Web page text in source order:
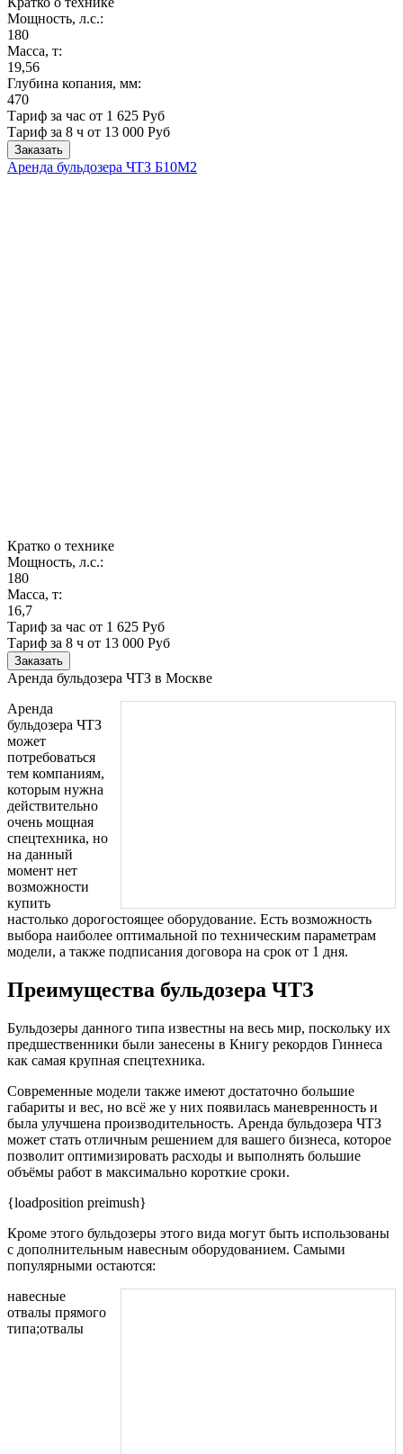
Мощность, л.с.:
180
Масса, т:
19,56
Глубина копания, мм:
470
Тариф за час от 1 625 Руб
Тариф за 8 ч от 13 000 Руб
Заказать
Аренда бульдозера ЧТЗ Б10М2
Кратко о технике
Мощность, л.с.:
180
Масса, т:
16,7
Тариф за час от 1 625 Руб
Тариф за 8 ч от 13 000 Руб
Заказать
Аренда бульдозера ЧТЗ в Москве
Аренда
бульдозера ЧТЗ
может
потребоваться
тем компаниям,
которым нужна
действительно
очень мощная
спецтехника, но
на данный
момент нет
возможности
купить
настолько дорогостоящее оборудование. Есть возможность
выбора наиболее оптимальной по техническим параметрам
модели, а также подписания договора на срок от 1 дня.
Преимущества бульдозера ЧТЗ
Бульдозеры данного типа известны на весь мир, поскольку их
предшественники были занесены в Книгу рекордов Гиннеса
как самая крупная спецтехника.
Современные модели также имеют достаточно большие
габариты и вес, но всё же у них появилась маневренность и
была улучшена производительность. Аренда бульдозера ЧТЗ
может стать отличным решением для вашего бизнеса, которое
позволит оптимизировать расходы и выполнять большие
объёмы работ в максимально короткие сроки.
{loadposition preimush}
Кроме этого бульдозеры этого вида могут быть использованы
с дополнительным навесным оборудованием. Самыми
популярными остаются:
навесные
отвалы прямого
типа;отвалы